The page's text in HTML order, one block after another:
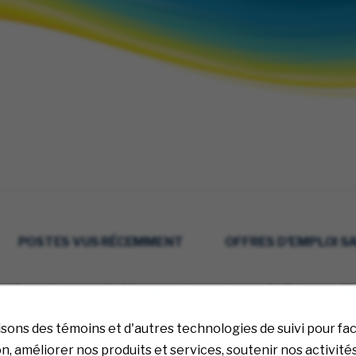
des témoins et d'autres technologies de suivi pour
améliorer nos produits et services, soutenir nos
POSTES VUS RÉCEMMENT OFFRES D'EMPLOI
Operations
Network
Sr. Manager, Account
Authorization Network
Multiple
Sr. Category
Multiple
08/06/